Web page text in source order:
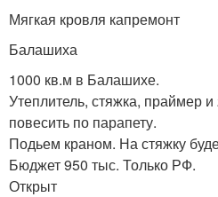
Мягкая кровля капремонт
Балашиха
1000 кв.м в Балашихе.
Утеплитель, стяжка, праймер
повесить по парапету.
Подьем краном. На стяжку
Бюджет 950 тыс. Только РФ.
Открыт